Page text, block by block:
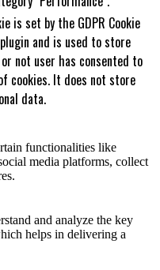
is set by the GDPR Cookie
and is used to store
not user has consented to
cookies. It does not store
data.
functionalities like
media platforms, collect
and analyze the key
helps in delivering a